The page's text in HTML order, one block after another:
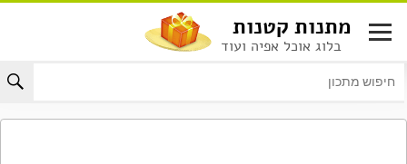
לתוכן
מתנות קטנות
בלוג אוכל אפיה ועוד